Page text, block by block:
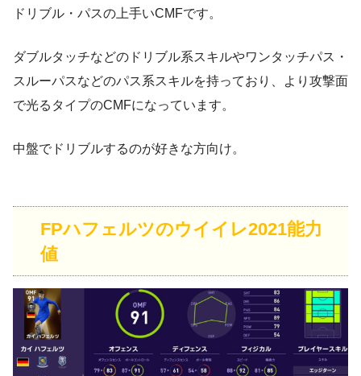
ドリブル・パスの上手いCMFです。
ダブルタッチなどのドリブル系スキルやワンタッチパス・
スルーパスなどのパス系スキルを持っており、より攻撃面
で光るタイプのCMFになっています。
中盤でドリブルするのが好きな方向け。
FPハフェルツのウイイレ2021能力
値